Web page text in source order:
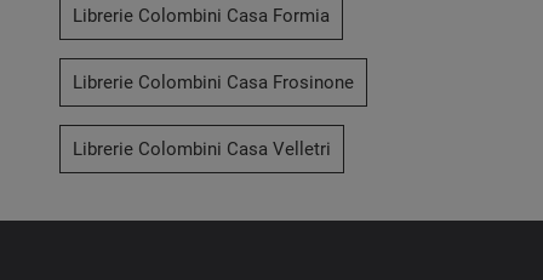
Librerie Colombini Casa Formia
Librerie Colombini Casa Frosinone
Librerie Colombini Casa Velletri